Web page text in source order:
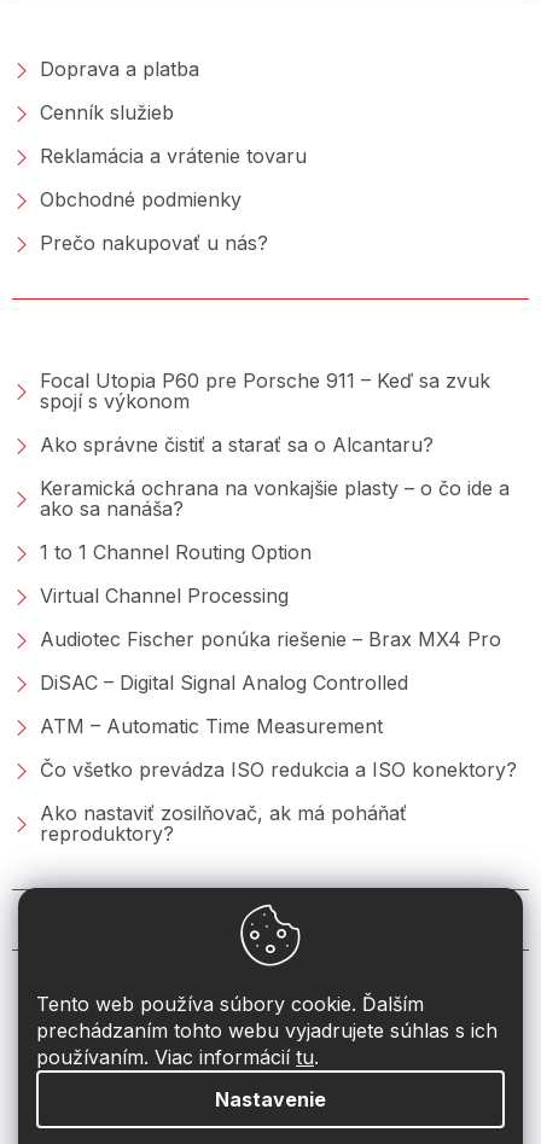
Tento web používa súbory cookie. Ďalším
prechádzaním tohto webu vyjadrujete súhlas s ich
používaním. Viac informácií tu.
Nastavenie
Doprava a platba
Cenník služieb
Reklamácia a vrátenie tovaru
Obchodné podmienky
Prečo nakupovať u nás?
Focal Utopia P60 pre Porsche 911 – Keď sa zvuk
spojí s výkonom
Ako správne čistiť a starať sa o Alcantaru?
Keramická ochrana na vonkajšie plasty – o čo ide a
ako sa nanáša?
1 to 1 Channel Routing Option
Virtual Channel Processing
Audiotec Fischer ponúka riešenie – Brax MX4 Pro
DiSAC – Digital Signal Analog Controlled
ATM – Automatic Time Measurement
Čo všetko prevádza ISO redukcia a ISO konektory?
Ako nastaviť zosilňovač, ak má poháňať
reproduktory?
KONTAKT
info@2din.sk
+421 222 205 928